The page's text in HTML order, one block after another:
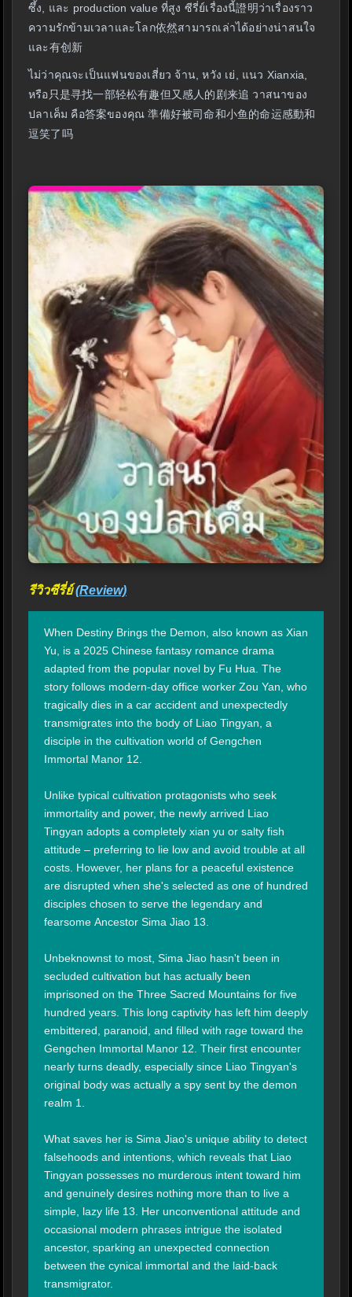
ซึ้ง, และ production value ที่สูง ซีรี่ย์เรื่องนี้證明ว่าเรื่องราว
ความรักข้ามเวลาและโลก依然สามารถเล่าได้อย่างน่าสนใจ
และ有创新
ไม่ว่าคุณจะเป็นแฟนของเสี่ยว จ้าน, หวัง เย่, แนว Xianxia,
หรือ只是寻找一部轻松有趣但又感人的剧来追 วาสนาของ
ปลาเค็ม คือ答案ของคุณ 準備好被司命和小鱼的命运感動和
逗笑了吗
รีวิวซีรี่ย์(Review)
When Destiny Brings the Demon, also known as Xian
Yu, is a 2025 Chinese fantasy romance drama
adapted from the popular novel by Fu Hua. The
story follows modern-day office worker Zou Yan, who
tragically dies in a car accident and unexpectedly
transmigrates into the body of Liao Tingyan, a
disciple in the cultivation world of Gengchen
Immortal Manor 12.
Unlike typical cultivation protagonists who seek
immortality and power, the newly arrived Liao
Tingyan adopts a completely xian yu or salty fish
attitude – preferring to lie low and avoid trouble at all
costs. However, her plans for a peaceful existence
are disrupted when she's selected as one of hundred
disciples chosen to serve the legendary and
fearsome Ancestor Sima Jiao 13.
Unbeknownst to most, Sima Jiao hasn't been in
secluded cultivation but has actually been
imprisoned on the Three Sacred Mountains for five
hundred years. This long captivity has left him deeply
embittered, paranoid, and filled with rage toward the
Gengchen Immortal Manor 12. Their first encounter
nearly turns deadly, especially since Liao Tingyan's
original body was actually a spy sent by the demon
realm 1.
What saves her is Sima Jiao's unique ability to detect
falsehoods and intentions, which reveals that Liao
Tingyan possesses no murderous intent toward him
and genuinely desires nothing more than to live a
simple, lazy life 13. Her unconventional attitude and
occasional modern phrases intrigue the isolated
ancestor, sparking an unexpected connection
between the cynical immortal and the laid-back
transmigrator.